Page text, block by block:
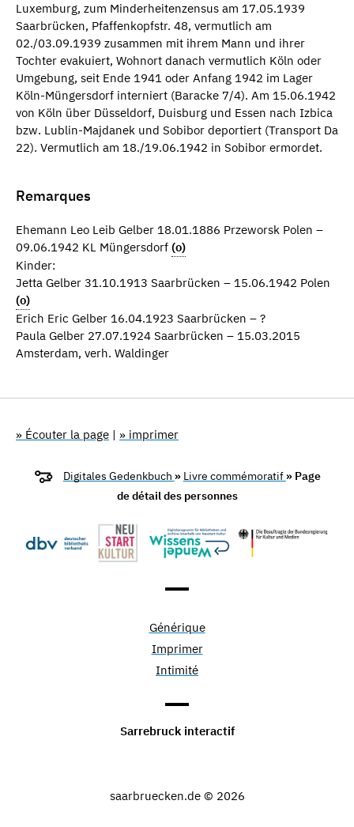
Luxemburg, zum Minderheitenzensus am 17.05.1939
Saarbrücken, Pfaffenkopfstr. 48, vermutlich am
02./03.09.1939 zusammen mit ihrem Mann und ihrer
Tochter evakuiert, Wohnort danach vermutlich Köln oder
Umgebung, seit Ende 1941 oder Anfang 1942 im Lager
Köln-Müngersdorf interniert (Baracke 7/4). Am 15.06.1942
von Köln über Düsseldorf, Duisburg und Essen nach Izbica
bzw. Lublin-Majdanek und Sobibor deportiert (Transport Da
22). Vermutlich am 18./19.06.1942 in Sobibor ermordet.
Remarques
Ehemann Leo Leib Gelber 18.01.1886 Przeworsk Polen –
09.06.1942 KL Müngersdorf (o)
Kinder:
Jetta Gelber 31.10.1913 Saarbrücken – 15.06.1942 Polen
(o)
Erich Eric Gelber 16.04.1923 Saarbrücken – ?
Paula Gelber 27.07.1924 Saarbrücken – 15.03.2015
Amsterdam, verh. Waldinger
» Écouter la page | » imprimer
Digitales Gedenkbuch » Livre commémoratif » Page
de détail des personnes
Générique
Imprimer
Intimité
Sarrebruck interactif
saarbruecken.de © 2026